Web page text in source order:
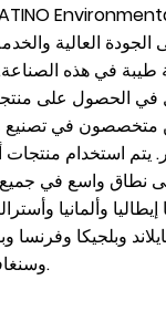
في هذه الصناعة.
الحصول على
متخصصون في تصنيع
يتم استخدام منتجات
نطاق واسع في جميع
إيطاليا وألمانيا
وبلجيكا وفرنسا
وسنغافورة ونيوزيلندا ، إلخ.